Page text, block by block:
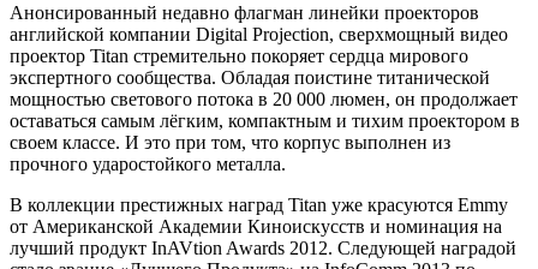
Анонсированный недавно флагман линейки проекторов
английской компании Digital Projection, сверхмощный видео
проектор Titan стремительно покоряет сердца мирового
экспертного сообщества. Обладая поистине титанической
мощностью светового потока в 20 000 люмен, он продолжает
оставаться самым лёгким, компактным и тихим проектором в
своем классе. И это при том, что корпус выполнен из
прочного ударостойкого металла.
В коллекции престижных наград Titan уже красуются Emmy
от Американской Академии Киноискусств и номинация на
лучший продукт InAVtion Awards 2012. Следующей наградой